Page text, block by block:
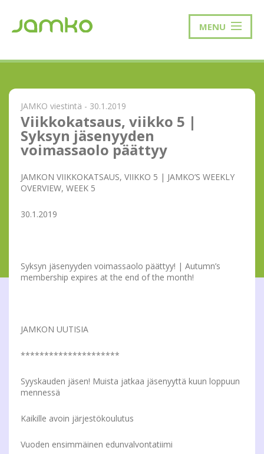
MENU
JAMKO viestintä - 30.1.2019
Viikkokatsaus, viikko 5 |
Syksyn jäsenyyden
voimassaolo päättyy
JAMKON VIIKKOKATSAUS, VIIKKO 5 | JAMKO’S WEEKLY
OVERVIEW, WEEK 5
30.1.2019
Syksyn jäsenyyden voimassaolo päättyy! | Autumn’s
membership expires at the end of the month!
JAMKON UUTISIA
*********************
Syyskauden jäsen! Muista jatkaa jäsenyyttä kuun loppuun
mennessä
Kaikille avoin järjestökoulutus
Vuoden ensimmäinen edunvalvontatiimi